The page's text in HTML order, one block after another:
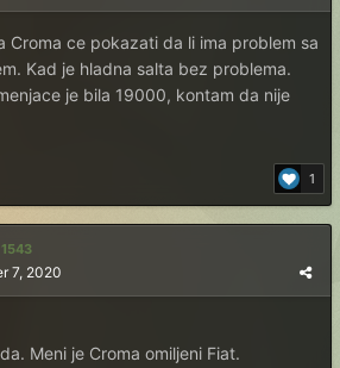
Croma ce pokazati da li ima problem sa
Kad je hladna salta bez problema.
je bila 19000, kontam da nije
1
1543
7, 2020
Meni je Croma omiljeni Fiat.